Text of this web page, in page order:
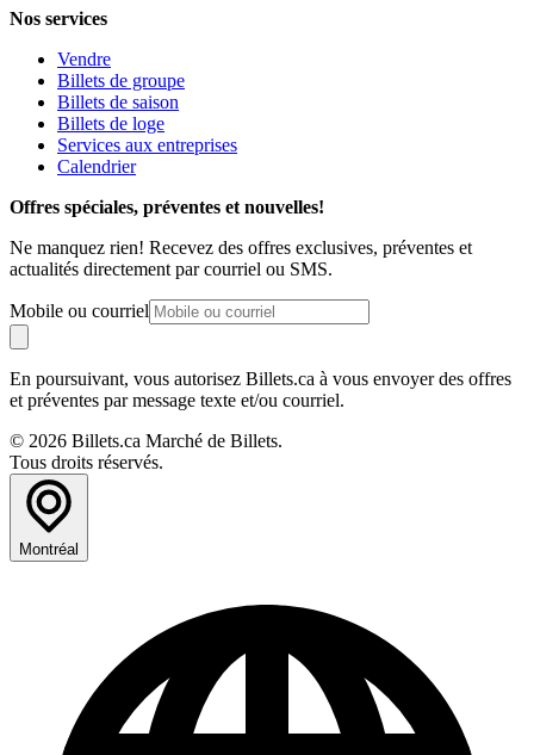
Nos services
Vendre
Billets de groupe
Billets de saison
Billets de loge
Services aux entreprises
Calendrier
Offres spéciales, préventes et nouvelles!
Ne manquez rien! Recevez des offres exclusives, préventes et
actualités directement par courriel ou SMS.
Mobile ou courriel
En poursuivant, vous autorisez Billets.ca à vous envoyer des offres
et préventes par message texte et/ou courriel.
© 2026 Billets.ca Marché de Billets.
Tous droits réservés.
Montréal